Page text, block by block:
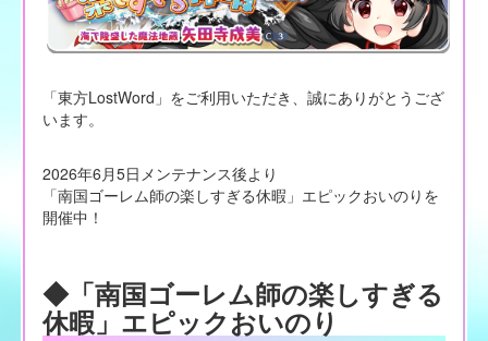
「東方LostWord」をご利用いただき、誠にありがとうござ
います。
2026年6月5日メンテナンス後より
「南国ゴーレム師の楽しすぎる休暇」エピックおいのりを
開催中！
◆「南国ゴーレム師の楽しすぎる
休暇」エピックおいのり